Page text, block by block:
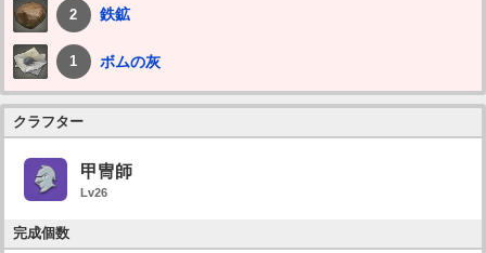
2 鉄鉱
1 ボムの灰
クラフター
甲冑師
Lv26
完成個数